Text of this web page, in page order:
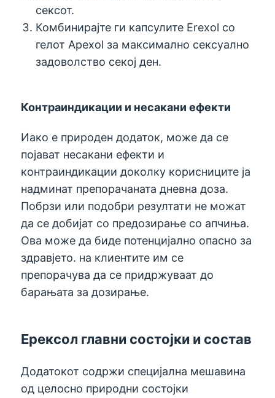
сексот.
Комбинирајте ги капсулите Erexol со
гелот Apexol за максимално сексуално
задоволство секој ден.
Контраиндикации и несакани ефекти
Иако е природен додаток, може да се
појават несакани ефекти и
контраиндикации доколку корисниците ја
надминат препорачаната дневна доза.
Побрзи или подобри резултати не можат
да се добијат со предозирање со апчиња.
Ова може да биде потенцијално опасно за
здравјето. на клиентите им се
препорачува да се придржуваат до
барањата за дозирање.
Ерексол главни состојки и состав
Додатокот содржи специјална мешавина
од целосно природни состојки